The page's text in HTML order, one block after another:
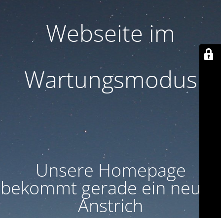
Webseite im
Wartungsmodus
Unsere Homepage
bekommt gerade ein neuen
Anstrich